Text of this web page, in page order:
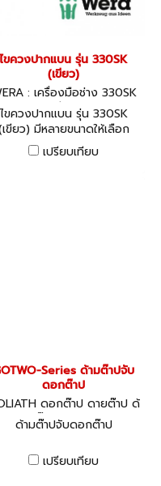
ไขควงปากแบน รุ่น 330SK
(เขียว)
: เครื่องมือช่าง 330SK
(เขียว)
ไขควงปากแบน รุ่น 330SK
ขียว) มีหลายขนาดให้เลือก
สินค้าผลิตประเทศเยอรมัน /
สินค้าประเทศเยอรมัน
เปรียบเทียบ
Series ด้ามต๊าปจับ
ดอกต๊าป
ดอกต๊าป ดายต๊าป ด้
ามต๊าป GOTWO
ด้ามต๊าปจับดอกต๊าป
เปรียบเทียบ